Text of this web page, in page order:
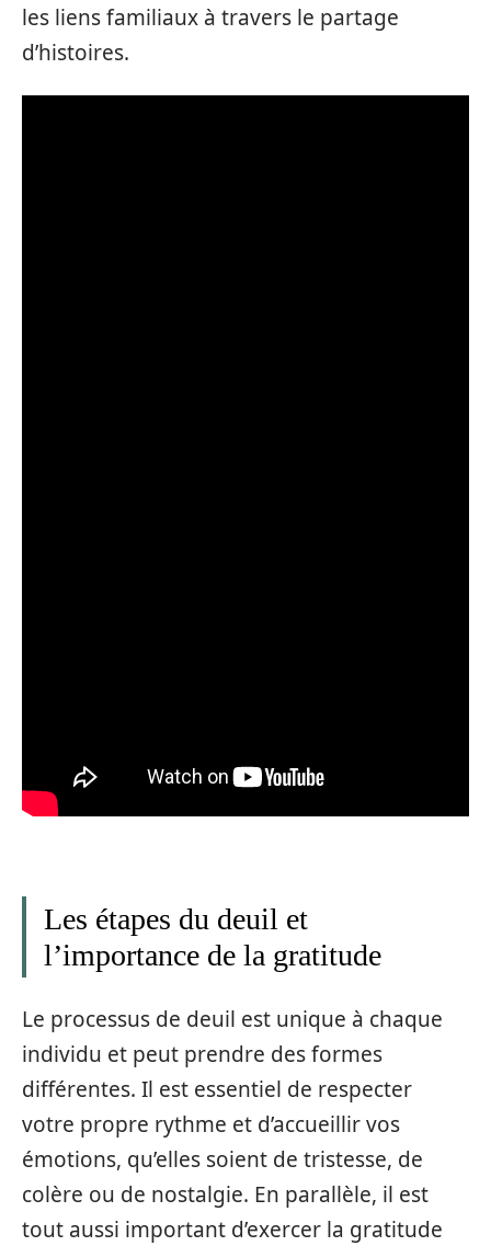
les liens familiaux à travers le partage
d’histoires.
Les étapes du deuil et
l’importance de la gratitude
Le processus de deuil est unique à chaque
individu et peut prendre des formes
différentes. Il est essentiel de respecter
votre propre rythme et d’accueillir vos
émotions, qu’elles soient de tristesse, de
colère ou de nostalgie. En parallèle, il est
tout aussi important d’exercer la gratitude